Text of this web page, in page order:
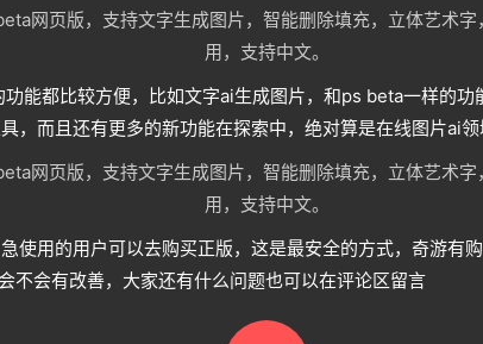
能都比较方便，比如文字ai生成图片，和ps beta一样的功
，而且还有更多的新功能在探索中，绝对算是在线图片ai领
使用的用户可以去购买正版，这是最安全的方式，奇游有
不会有改善，大家还有什么问题也可以在评论区留言